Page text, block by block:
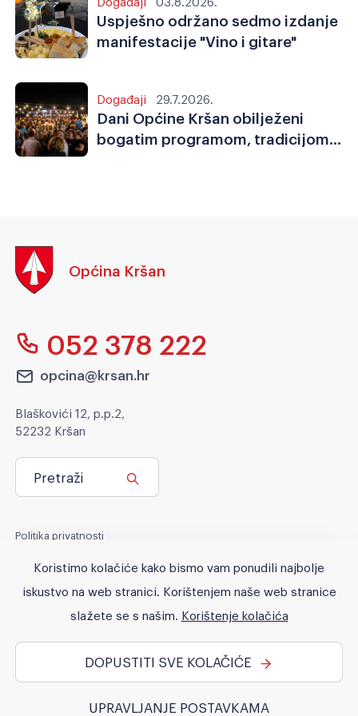
Uspješno održano sedmo izdanje
manifestacije "Vino i gitare"
Događaji 29.7.2026.
Dani Općine Kršan obilježeni
bogatim programom, tradicijom,
Općina Kršan
052 378 222
opcina@krsan.hr
Blaškovići 12, p.p.2,
52232 Kršan
Pretraži
© 2026 Općina Kršan. All rights reserved. No part of this site may
Politika privatnosti
Koristimo kolačiće kako bismo vam ponudili najbolje
iskustvo na web stranici. Korištenjem naše web stranice
slažete se s našim. Korištenje kolačića
DOPUSTITI SVE KOLAČIĆE
UPRAVLJANJE POSTAVKAMA